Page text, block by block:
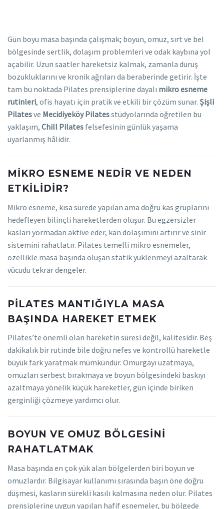
Gün boyu masa başında çalışmak; boyun, omuz, sırt ve bel
bölgesinde sertlik, dolaşım problemleri ve odak kaybına yol
açabilir. Uzun saatler hareketsiz kalmak, zamanla duruş
bozukluklarını ve kronik ağrıları da beraberinde getirir. İşte
tam bu noktada Pilates prensiplerine dayalı mikro esneme
rutinleri, ofis hayatı için pratik ve etkili bir çözüm sunar. Şişli
Pilatesve Mecidiyeköy Pilatesstüdyolarında öğretilen bu
yaklaşım, Chill Pilates felsefesinin günlük yaşama
uyarlanmış hâlidir.
MIKRO ESNEME NEDIR VE NEDEN
ETKILIDIR?
Mikro esneme, kısa sürede yapılan ama doğru kas gruplarını
hedefleyen bilinçli hareketlerden oluşur. Bu egzersizler
kasları yormadan aktive eder, kan dolaşımını artırır ve sinir
sistemini rahatlatır. Pilates temelli mikro esnemeler,
özellikle masa başında oluşan statik yüklenmeyi azaltarak
vücudu tekrar dengeler.
PILATES MANTIĞIYLA MASA
BAŞINDA HAREKET ETMEK
Pilates’te önemli olan hareketin süresi değil, kalitesidir. Beş
dakikalık bir rutinde bile doğru nefes ve kontrollü hareketle
büyük fark yaratmak mümkündür. Omurgayı uzatmaya,
omuzları serbest bırakmaya ve boyun bölgesindeki baskıyı
azaltmaya yönelik küçük hareketler, gün içinde biriken
gerginliği çözmeye yardımcı olur.
BOYUN VE OMUZ BÖLGESINI
RAHATLATMAK
Masa başında en çok yük alan bölgelerden biri boyun ve
omuzlardır. Bilgisayar kullanımı sırasında başın öne doğru
düşmesi, kasların sürekli kasılı kalmasına neden olur. Pilates
prensiplerine uygun yapılan hafif esnemeler, bu bölgede